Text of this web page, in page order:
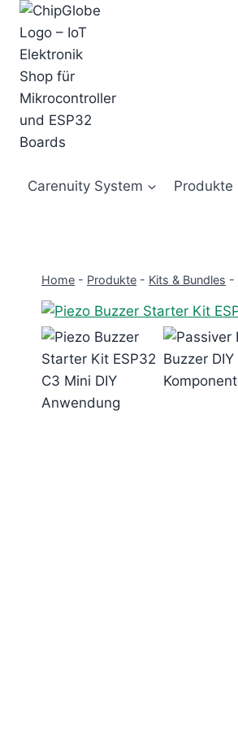
Zum
Inhalt
springen
Carenuity System Produkte
Home - Produkte - Kits & Bundles -